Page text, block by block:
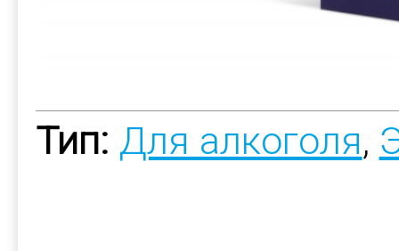
Тип: Для алкоголя,